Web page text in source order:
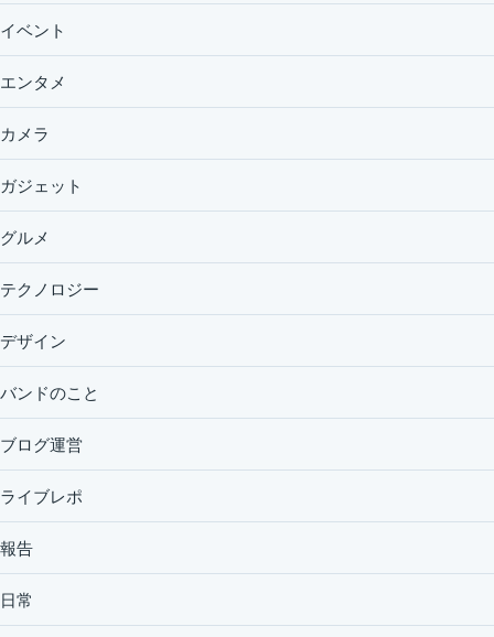
イベント
エンタメ
カメラ
ガジェット
グルメ
テクノロジー
デザイン
バンドのこと
ブログ運営
ライブレポ
報告
日常